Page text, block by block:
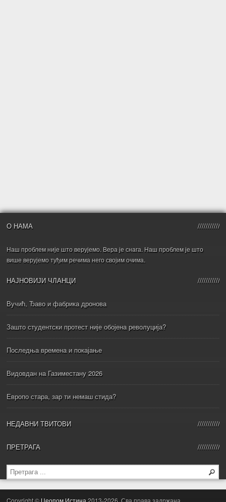
О НАМА
Наш проблем није што верујемо. Вера је снага. Наш проблем је што
више верујемо туђим речима него својим очима.
НАЈНОВИЈИ ЧЛАНЦИ
Вучић, Ђаво и фабрика дронова
Зашто студентски протест није обојена револуција?
Последња времена и покајање
Видовдан на Газиместану 2026
Европо стара, зар ти немаш стида?
НЕДАВНИ ТВИТОВИ
ПРЕТРАГА
Copyright © Цеопом Истина 2013-2026. Сва права задржана.